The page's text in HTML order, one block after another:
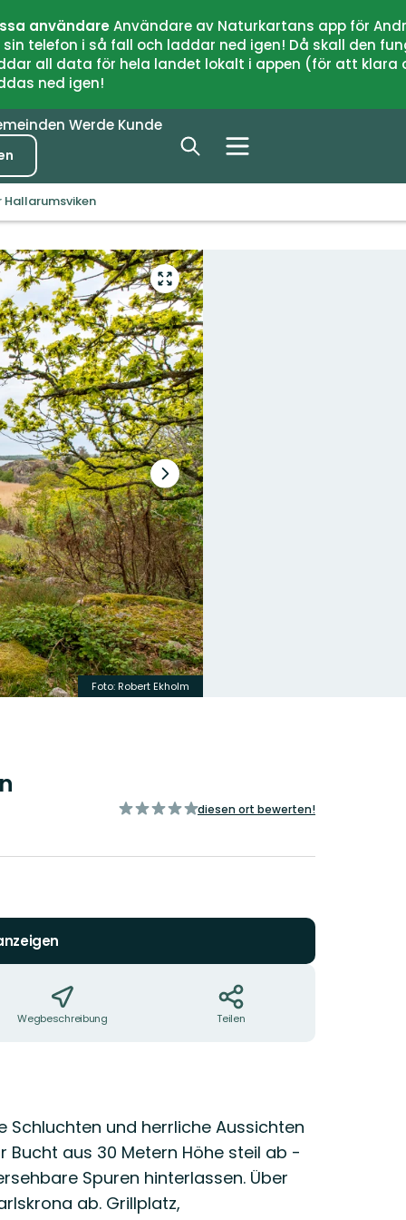
användareAnvändare av Naturkartans app för
telefon i så fall och laddar ned igen! Då skall den
all data för hela landet lokalt i appen (för att
ned igen!
Werde Kunde
Vollbild
öffnen
Nächster
Slide
Foto: Robert Ekholm
von
diesen ort bewerten!
Wegbeschreibung Teilen
Schluchten und herrliche Aussichten
Bucht aus 30 Metern Höhe steil ab -
Spuren hinterlassen. Über
ab. Grillplatz,